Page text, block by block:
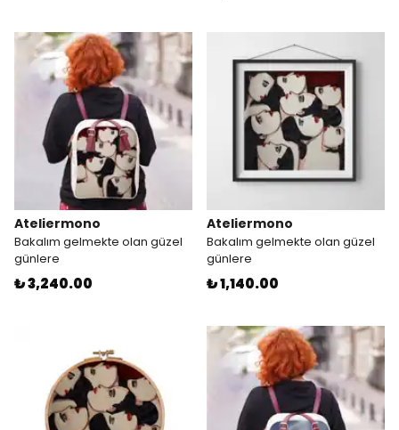
Ateliermono
Bakalım gelmekte olan güzel
günlere
₺ 3,240.00
Ateliermono
Bakalım gelmekte olan güzel
günlere
₺ 1,140.00